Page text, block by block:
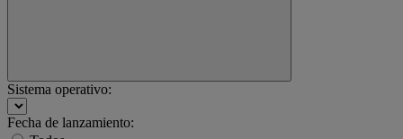
Sistema operativo:
Fecha de lanzamiento: